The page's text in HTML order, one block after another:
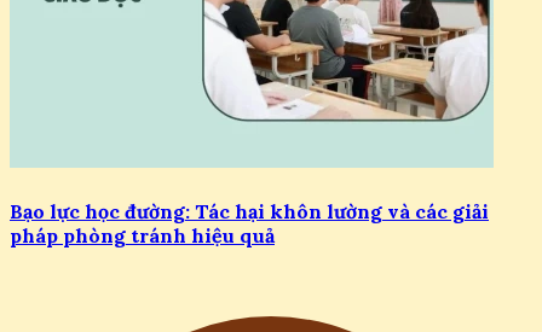
Bạo lực học đường: Tác hại khôn lường và các giải
pháp phòng tránh hiệu quả